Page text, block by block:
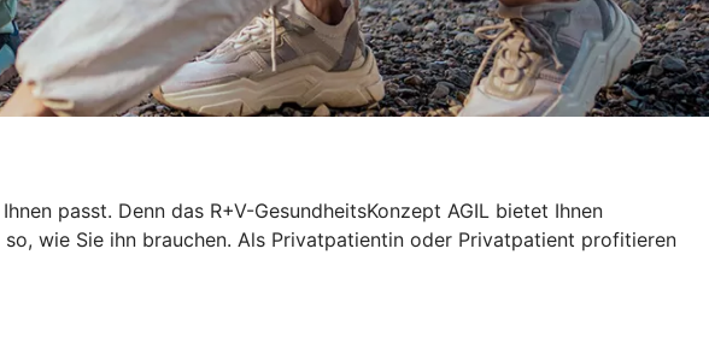
passt. Denn das R+V-GesundheitsKonzept AGIL bietet Ihnen
wie Sie ihn brauchen. Als Privatpatientin oder Privatpatient profitieren